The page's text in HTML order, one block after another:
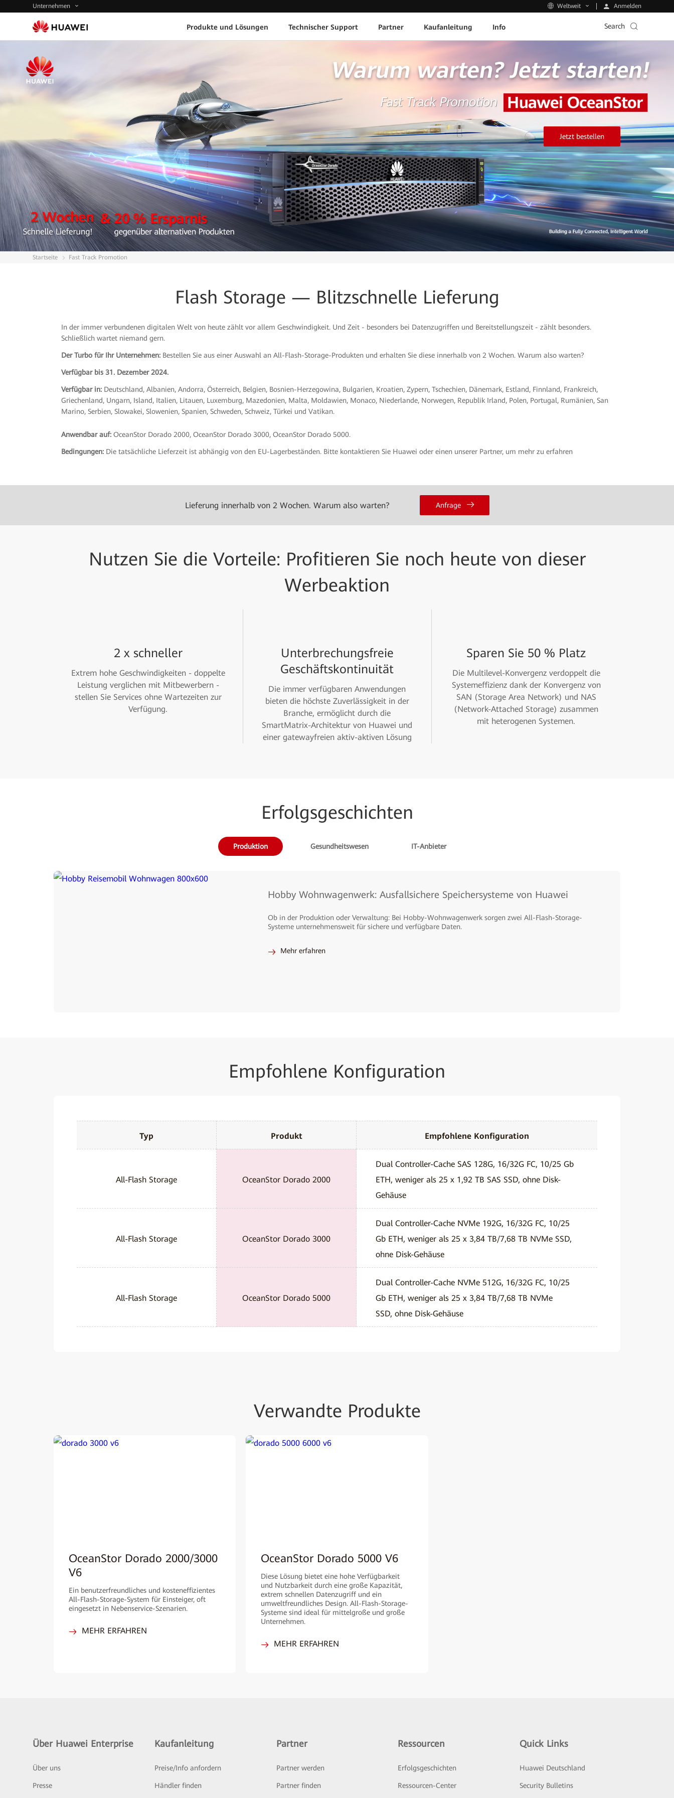
Unternehmen Weltweit Anmelden
Produkte und Lösungen Technischer Support Partner Kaufanleitung Info Search
Jetzt bestellen
Startseite Fast Track Promotion
Flash Storage — Blitzschnelle Lieferung
In der immer verbundenen digitalen Welt von heute zählt vor allem Geschwindigkeit. Und Zeit - besonders bei Datenzugriffen und Bereitstellungszeit - zählt besonders.
Schließlich wartet niemand gern.
Der Turbo für Ihr Unternehmen: Bestellen Sie aus einer Auswahl an All-Flash-Storage-Produkten und erhalten Sie diese innerhalb von 2 Wochen. Warum also warten?
Verfügbar bis 31. Dezember 2024.
Verfügbar in: Deutschland, Albanien, Andorra, Österreich, Belgien, Bosnien-Herzegowina, Bulgarien, Kroatien, Zypern, Tschechien, Dänemark, Estland, Finnland, Frankreich,
Griechenland, Ungarn, Island, Italien, Litauen, Luxemburg, Mazedonien, Malta, Moldawien, Monaco, Niederlande, Norwegen, Republik Irland, Polen, Portugal, Rumänien, San
Marino, Serbien, Slowakei, Slowenien, Spanien, Schweden, Schweiz, Türkei und Vatikan.
Anwendbar auf: OceanStor Dorado 2000, OceanStor Dorado 3000, OceanStor Dorado 5000.
Bedingungen: Die tatsächliche Lieferzeit ist abhängig von den EU-Lagerbeständen. Bitte kontaktieren Sie Huawei oder einen unserer Partner, um mehr zu erfahren
Lieferung innerhalb von 2 Wochen. Warum also warten? Anfrage
Nutzen Sie die Vorteile: Profitieren Sie noch heute von dieser
Werbeaktion
2 x schneller
Extrem hohe Geschwindigkeiten - doppelte
Leistung verglichen mit Mitbewerbern -
stellen Sie Services ohne Wartezeiten zur
Verfügung.
Unterbrechungsfreie
Geschäftskontinuität
Die immer verfügbaren Anwendungen
bieten die höchste Zuverlässigkeit in der
Branche, ermöglicht durch die
SmartMatrix-Architektur von Huawei und
einer gatewayfreien aktiv-aktiven Lösung
Sparen Sie 50 % Platz
Die Multilevel-Konvergenz verdoppelt die
Systemeffizienz dank der Konvergenz von
SAN (Storage Area Network) und NAS
(Network-Attached Storage) zusammen
mit heterogenen Systemen.
Erfolgsgeschichten
Produktion Gesundheitswesen IT-Anbieter
Hobby Wohnwagenwerk: Ausfallsichere Speichersysteme von Huawei
Ob in der Produktion oder Verwaltung: Bei Hobby-Wohnwagenwerk sorgen zwei All-Flash-Storage-
Systeme unternehmensweit für sichere und verfügbare Daten.
Mehr erfahren
Empfohlene Konfiguration
Typ Produkt Empfohlene Konfiguration
All-Flash Storage OceanStor Dorado 2000
Dual Controller-Cache SAS 128G, 16/32G FC, 10/25 Gb
ETH, weniger als 25 x 1,92 TB SAS SSD, ohne Disk-
Gehäuse
All-Flash Storage OceanStor Dorado 3000
Dual Controller-Cache NVMe 192G, 16/32G FC, 10/25
Gb ETH, weniger als 25 x 3,84 TB/7,68 TB NVMe SSD,
ohne Disk-Gehäuse
All-Flash Storage OceanStor Dorado 5000
Dual Controller-Cache NVMe 512G, 16/32G FC, 10/25
Gb ETH, weniger als 25 x 3,84 TB/7,68 TB NVMe
SSD, ohne Disk-Gehäuse
Verwandte Produkte
OceanStor Dorado 2000/3000
V6
Ein benutzerfreundliches und kosteneffizientes
All-Flash-Storage-System für Einsteiger, oft
eingesetzt in Nebenservice-Szenarien.
MEHR ERFAHREN
OceanStor Dorado 5000 V6
Diese Lösung bietet eine hohe Verfügbarkeit
und Nutzbarkeit durch eine große Kapazität,
extrem schnellen Datenzugriff und ein
umweltfreundliches Design. All-Flash-Storage-
Systeme sind ideal für mittelgroße und große
Unternehmen.
MEHR ERFAHREN
Über Huawei Enterprise
Über uns
Presse
Kaufanleitung
Preise/Info anfordern
Händler finden
Partner
Partner werden
Partner finden
Ressourcen
Erfolgsgeschichten
Ressourcen-Center
Quick Links
Huawei Deutschland
Security Bulletins